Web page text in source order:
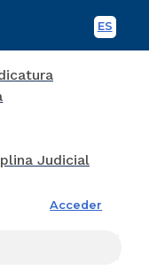
ES
Acceder